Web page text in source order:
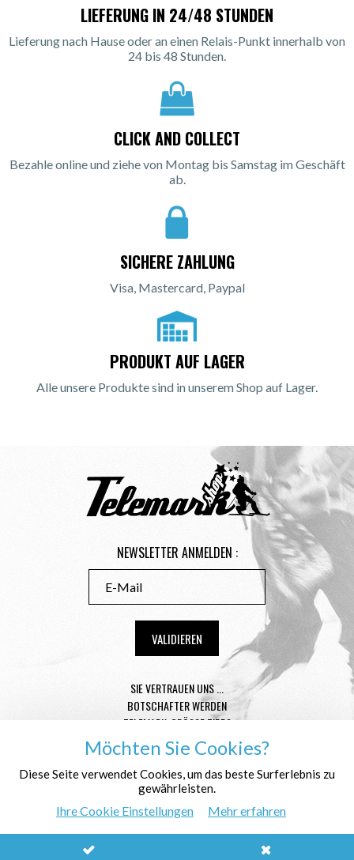
LIEFERUNG IN 24/48 STUNDEN
Lieferung nach Hause oder an einen Relais-Punkt innerhalb von
24 bis 48 Stunden.
CLICK AND COLLECT
Bezahle online und ziehe von Montag bis Samstag im Geschäft
ab.
SICHERE ZAHLUNG
Visa, Mastercard, Paypal
PRODUKT AUF LAGER
Alle unsere Produkte sind in unserem Shop auf Lager.
NEWSLETTER ANMELDEN :
SIE VERTRAUEN UNS ...
BOTSCHAFTER WERDEN
TELEMARK-GRÖSSE TIPPS
CONDITIONS GÉNÉRALES DE VENTE
MENTIONS LÉGALES
DATENSCHUTZ
WER SIND WIR ?
Möchten Sie Cookies?
Diese Seite verwendet Cookies, um das beste Surferlebnis zu
gewährleisten.
Ihre Cookie Einstellungen Mehr erfahren